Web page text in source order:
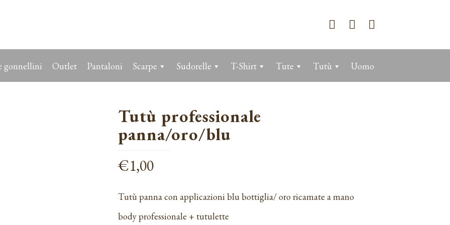
gonnellini Outlet Pantaloni Scarpe Sudorelle T-Shirt Tute Tutù Uomo
Tutù professionale
panna/oro/blu
€1,00
Tutù panna con applicazioni blu bottiglia/ oro ricamate a mano
body professionale + tutulette